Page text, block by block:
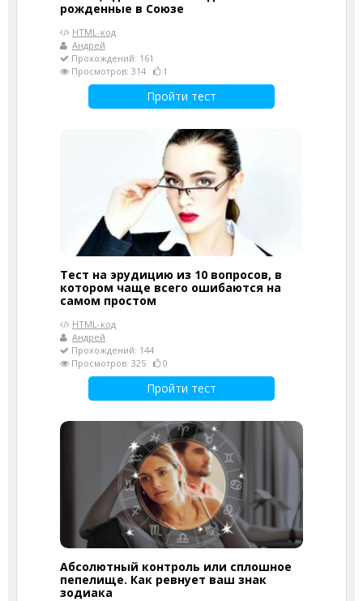
рожденные в Союзе
HTML-код
Андрей
Прохождений: 161
Просмотров: 314
1
Пройти тест
Тест на эрудицию из 10 вопросов, в
котором чаще всего ошибаются на
самом простом
HTML-код
Андрей
Прохождений: 144
Просмотров: 325
0
Пройти тест
Абсолютный контроль или сплошное
пепелище. Как ревнует ваш знак
зодиака